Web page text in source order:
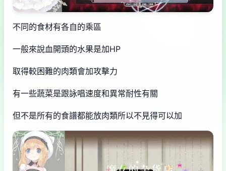
不同的食材有各自的乘區
一般來說血開頭的水果是加HP
取得較困難的肉類會加攻擊力
有一些蔬菜是跟詠唱速度和異常耐性有關
但不是所有的食譜都能放肉類所以不見得可以加